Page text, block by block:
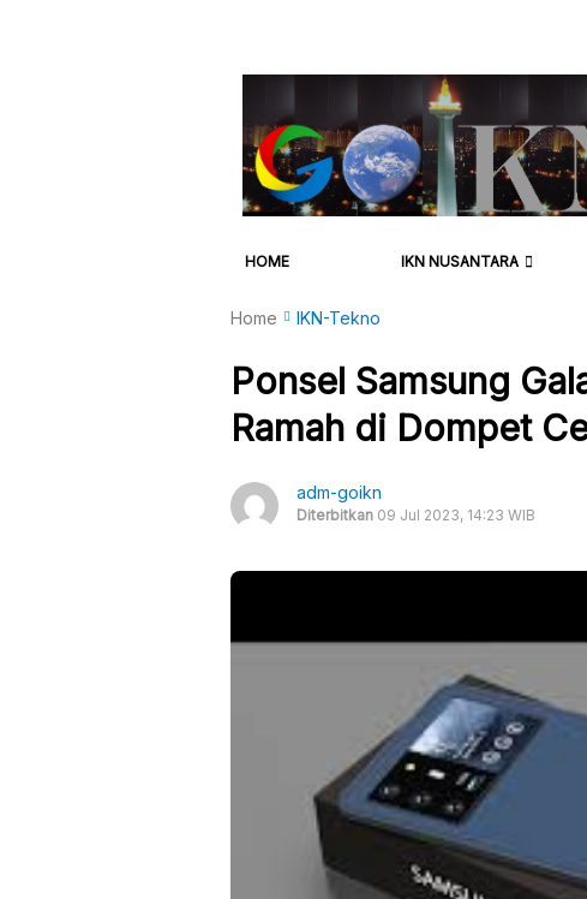
HOME IKN NUSANTARA
Home IKN-Tekno
Ponsel Samsung
Ramah di Dompet
adm-goikn
Diterbitkan 09 Jul 2023, 14:23 WIB